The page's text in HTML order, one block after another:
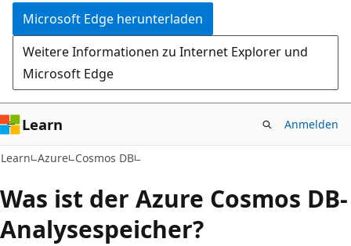
Microsoft Edge herunterladen
Weitere Informationen zu Internet Explorer und
Microsoft Edge
Learn Anmelden
Learn Azure Cosmos DB
Was ist der Azure Cosmos DB-
Analysespeicher?